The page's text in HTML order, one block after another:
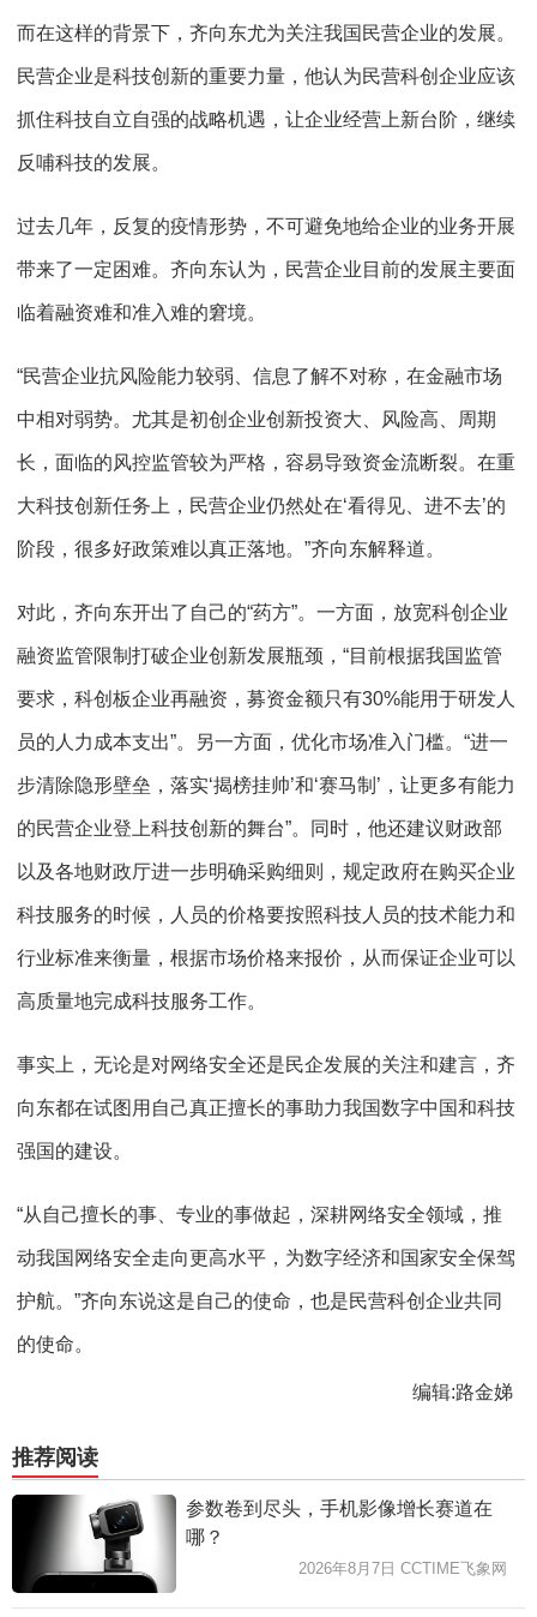
而在这样的背景下，齐向东尤为关注我国民营企业的发展。
民营企业是科技创新的重要力量，他认为民营科创企业应该
抓住科技自立自强的战略机遇，让企业经营上新台阶，继续
反哺科技的发展。
过去几年，反复的疫情形势，不可避免地给企业的业务开展
带来了一定困难。齐向东认为，民营企业目前的发展主要面
临着融资难和准入难的窘境。
“民营企业抗风险能力较弱、信息了解不对称，在金融市场
中相对弱势。尤其是初创企业创新投资大、风险高、周期
长，面临的风控监管较为严格，容易导致资金流断裂。在重
大科技创新任务上，民营企业仍然处在‘看得见、进不去’的
阶段，很多好政策难以真正落地。”齐向东解释道。
对此，齐向东开出了自己的“药方”。一方面，放宽科创企业
融资监管限制打破企业创新发展瓶颈，“目前根据我国监管
要求，科创板企业再融资，募资金额只有30%能用于研发人
员的人力成本支出”。另一方面，优化市场准入门槛。“进一
步清除隐形壁垒，落实‘揭榜挂帅’和‘赛马制’，让更多有能力
的民营企业登上科技创新的舞台”。同时，他还建议财政部
以及各地财政厅进一步明确采购细则，规定政府在购买企业
科技服务的时候，人员的价格要按照科技人员的技术能力和
行业标准来衡量，根据市场价格来报价，从而保证企业可以
高质量地完成科技服务工作。
事实上，无论是对网络安全还是民企发展的关注和建言，齐
向东都在试图用自己真正擅长的事助力我国数字中国和科技
强国的建设。
“从自己擅长的事、专业的事做起，深耕网络安全领域，推
动我国网络安全走向更高水平，为数字经济和国家安全保驾
护航。”齐向东说这是自己的使命，也是民营科创企业共同
的使命。
编辑:路金娣
推荐阅读
参数卷到尽头，手机影像增长赛道在
哪？
2026年8月7日 CCTIME飞象网